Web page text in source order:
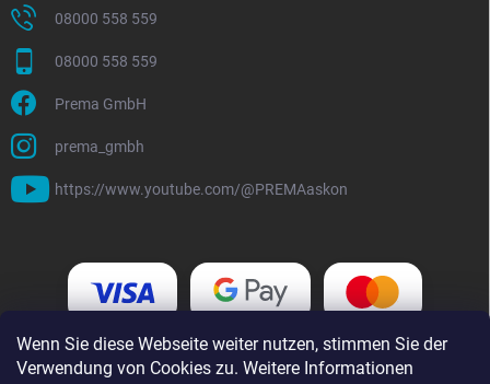
Wenn Sie diese Webseite weiter nutzen, stimmen Sie der
Verwendung von Cookies zu. Weitere Informationen
08000 558 559
08000 558 559
Prema GmbH
prema_gmbh
https://www.youtube.com/@PREMAaskon